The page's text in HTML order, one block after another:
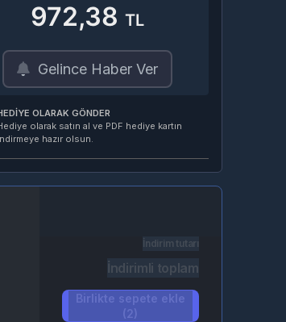
972,38TL
Gelince Haber Ver
OLARAK GÖNDER
olarak satın al ve PDF hediye kartın
hazır olsun.
İndirim tutarı
İndirimli toplam
Birlikte sepete ekle
(2)